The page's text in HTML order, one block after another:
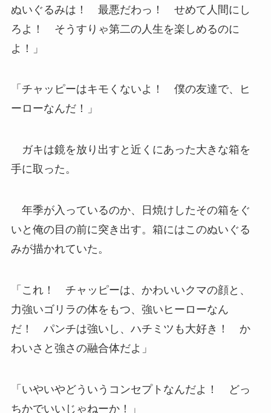
ぬいぐるみは！ 最悪だわっ！ せめて人間にし
ろよ！ そうすりゃ第二の人生を楽しめるのに
よ！」
「チャッピーはキモくないよ！ 僕の友達で、ヒ
ーローなんだ！」
ガキは鏡を放り出すと近くにあった大きな箱を
手に取った。
年季が入っているのか、日焼けしたその箱をぐ
いと俺の目の前に突き出す。箱にはこのぬいぐる
みが描かれていた。
「これ！ チャッピーは、かわいいクマの顔と、
力強いゴリラの体をもつ、強いヒーローなん
だ！ パンチは強いし、ハチミツも大好き！ か
わいさと強さの融合体だよ」
「いやいやどういうコンセプトなんだよ！ どっ
ちかでいいじゃねーか！」